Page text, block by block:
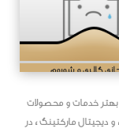
گالری و شوروم
خدمات و محصولات
و دیجیتال مارکتینگ ، در